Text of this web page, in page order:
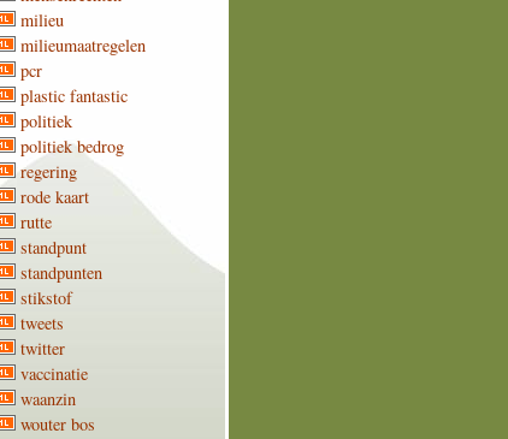
milieu
milieumaatregelen
pcr
plastic fantastic
politiek
politiek bedrog
regering
rode kaart
rutte
standpunt
standpunten
stikstof
tweets
twitter
vaccinatie
waanzin
wouter bos